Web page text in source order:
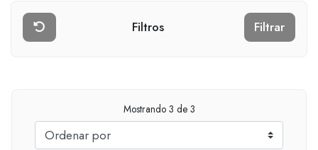
Filtros Filtrar
Mostrando 3 de 3